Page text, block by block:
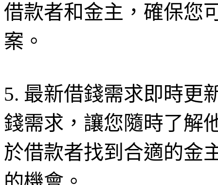
借款者和金主，確保您
案。
5. 最新借錢需求即時更
錢需求，讓您隨時了解
於借款者找到合適的金